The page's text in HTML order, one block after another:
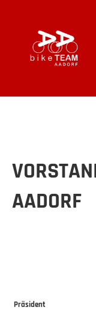
AADORF
Präsident